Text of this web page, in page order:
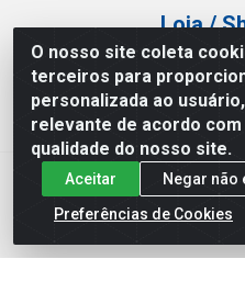
O nosso site coleta
terceiros para
personalizada ao
relevante de acordo
qualidade do nosso site.
Aceitar
Negar não
Preferências de Cookies
Loja /
Tel.: (11)
Av Vautier, 587/597
Atef Distribuidora LTDA -
Paulo/SP - CEP 03.032-